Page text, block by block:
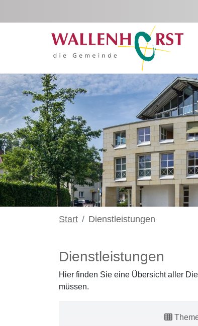
Start Dienstleistungen
Dienstleistungen
Hier finden Sie eine Übersicht aller
müssen.